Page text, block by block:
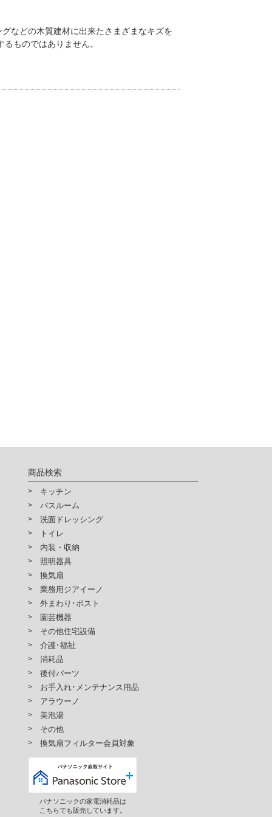
などの木質建材に出来たさまざまなキズを
ものではありません。
商品検索
キッチン
バスルーム
洗面ドレッシング
トイレ
内装・収納
照明器具
換気扇
業務用ジアイーノ
外まわり･ポスト
園芸機器
その他住宅設備
介護･福祉
消耗品
後付パーツ
お手入れ･メンテナンス用品
アラウーノ
美泡湯
その他
換気扇フィルター会員対象
パナソニックの家電消耗品は
こちらでも販売しています。